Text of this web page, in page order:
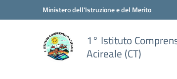
Vai ai contenuti
Vai al menu di navigazioneMinistero dell'Istruzione e del Merito
1° Istituto
Acireale (CT)